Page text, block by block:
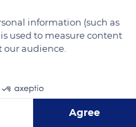
information (such as
used to measure content
audience.
Agree